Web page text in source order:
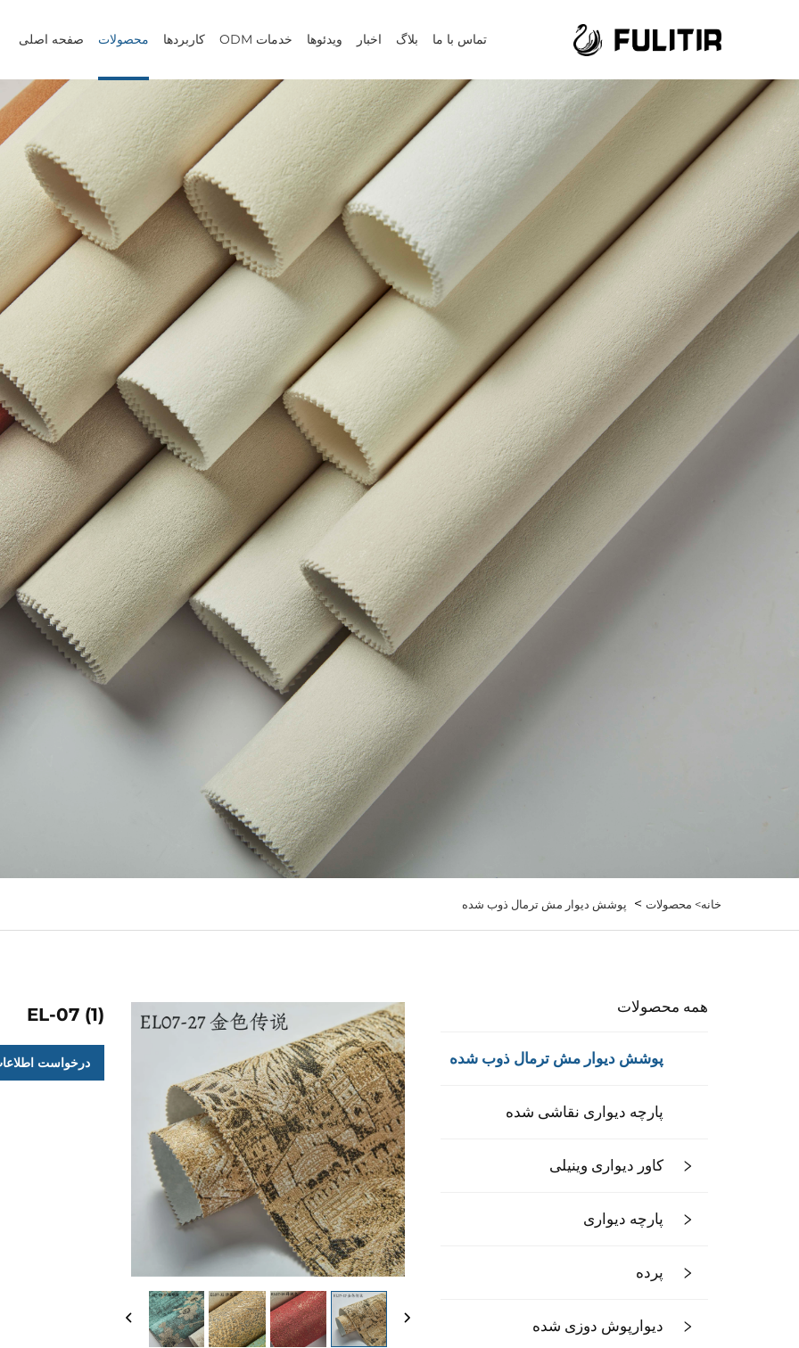
صفحه اصلی محصولات کاربردها خدمات ODM ویدئوها اخبار بلاگ تماس با ما
خانه> محصولات > پوشش دیوار مش ترمال ذوب شده
همه محصولات
پوشش دیوار مش ترمال ذوب شده
پارچه دیواری نقاشی شده
کاور دیواری وینیلی
پارچه دیواری
پرده
دیوارپوش دوزی شده
EL-07 (1)
درخواست